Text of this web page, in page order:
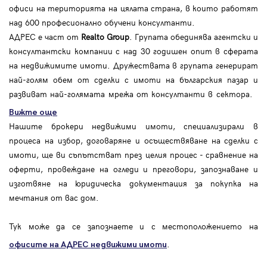
офиси на територията на цялата страна, в които работят
над 600 професионално обучени консултанти.
АДРЕС е част от Realto Group. Групата обединява агентски и
консултантски компании с над 30 годишен опит в сферата
на недвижимите имоти. Дружествата в групата генерират
най-голям обем от сделки с имоти на българския пазар и
развиват най-голямата мрежа от консултанти в сектора.
Вижте още
Нашите брокери недвижими имоти, специализирали в
процеса на избор, договаряне и осъществяване на сделки с
имоти, ще ви съпътстват през целия процес - сравнение на
оферти, провеждане на огледи и преговори, запознаване и
изготвяне на юридическа документация за покупка на
мечтания от вас дом.
Тук може да се запознаете и с местоположението на
офисите на АДРЕС недвижими имоти.